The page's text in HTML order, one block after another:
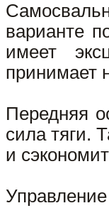
варианте
имеет
принимает
Передняя
сила тяги.
и